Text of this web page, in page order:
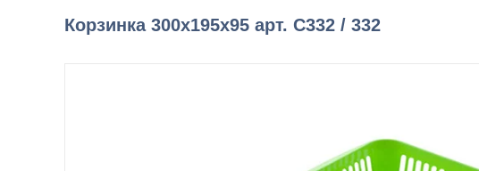
Корзинка 300х195х95 арт. С332 / 332